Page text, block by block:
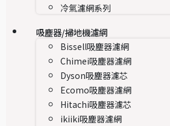
冷氣濾網系列
吸塵器/掃地機濾網
Bissell吸塵器濾網
Chimei吸塵器濾網
Dyson吸塵器濾芯
Ecomo吸塵器濾網
Hitachi吸塵器濾芯
ikiiki吸塵器濾網